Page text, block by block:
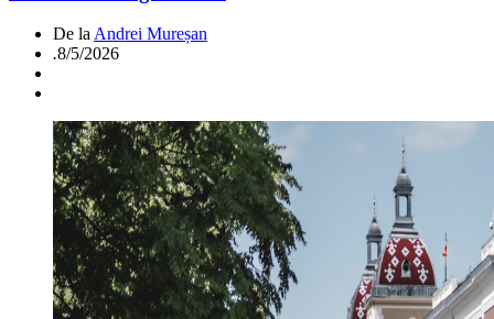
De la Andrei Mureșan
.8/5/2026